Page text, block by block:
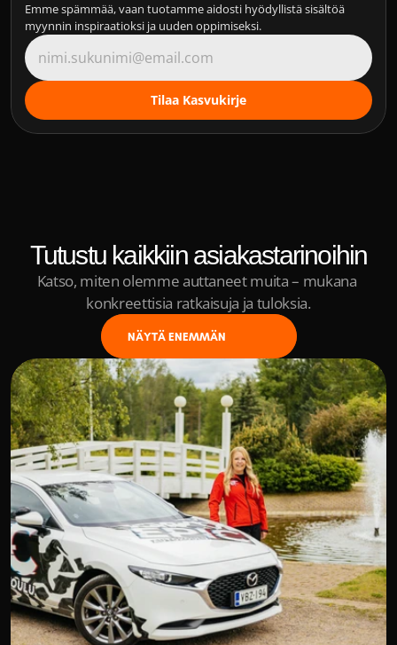
Emme spämmää, vaan tuotamme aidosti hyödyllistä sisältöä
myynnin inspiraatioksi ja uuden oppimiseksi.
Tutustu kaikkiin asiakastarinoihin
Katso, miten olemme auttaneet muita – mukana
konkreettisia ratkaisuja ja tuloksia.
NÄYTÄ ENEMMÄN